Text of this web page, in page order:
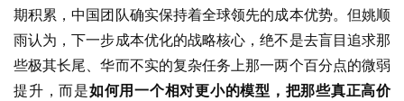
期积累，中国团队确实保持着全球领先的成本优势。但姚顺
雨认为，下一步成本优化的战略核心，绝不是去盲目追求那
些极其长尾、华而不实的复杂任务上那一两个百分点的微弱
提升，而是如何用一个相对更小的模型，把那些真正高价